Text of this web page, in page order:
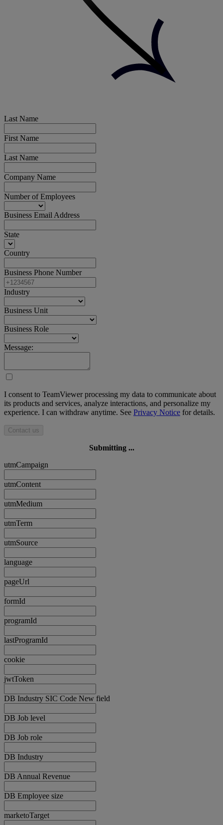
Last Name
First Name
Last Name
Company Name
Number of Employees
Business Email Address
State
Country
Business Phone Number
Industry
Business Unit
Business Role
Message:
I consent to TeamViewer processing my data to communicate about
its products and services, analyze interactions, and personalize my
experience. I can withdraw anytime. See Privacy Notice for details.
Contact us
Submitting ...
utmCampaign
utmContent
utmMedium
utmTerm
utmSource
language
pageUrl
formId
programId
lastProgramId
cookie
jwtToken
DB Industry SIC Code New field
DB Job level
DB Job role
DB Industry
DB Annual Revenue
DB Employee size
marketoTarget